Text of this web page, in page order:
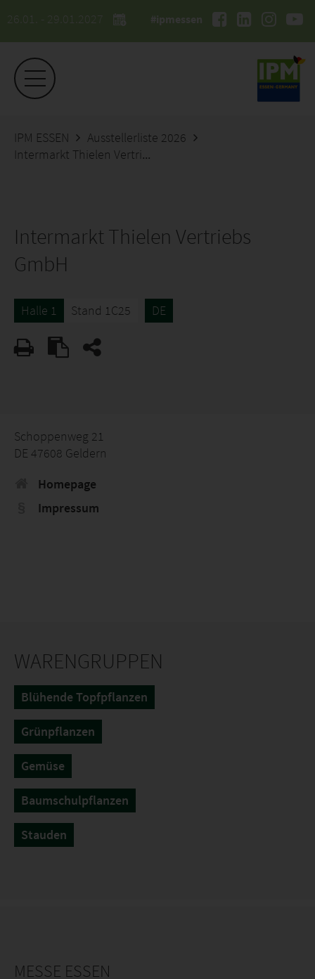
26.01. - 29.01.2027 #ipmessen
IPM ESSEN
Ausstellerliste 2026
Intermarkt Thielen Vertriebs GmbH
Intermarkt Thielen Vertriebs
GmbH
Halle 1 Stand 1C25 DE
Schoppenweg 21
DE 47608 Geldern
Homepage
Impressum
WARENGRUPPEN
Blühende Topfpflanzen
Grünpflanzen
Gemüse
Baumschulpflanzen
Stauden
MESSE ESSEN